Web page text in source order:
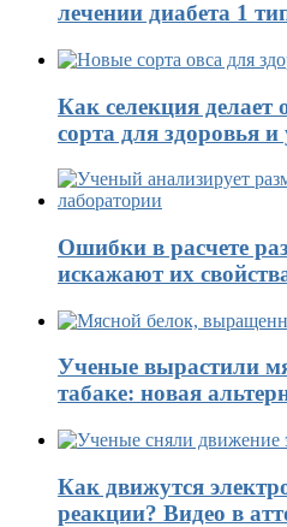
лечении диабета 1
Как селекция делает
сорта для здоровья
Ошибки в расчете
искажают их
Ученые вырастили
табаке: новая
Как движутся
реакции? Видео в